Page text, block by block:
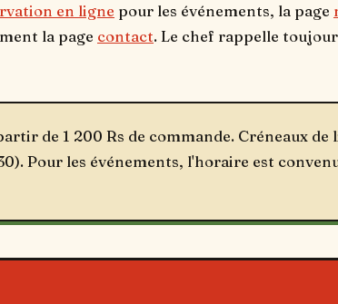
en ligne pour les événements, la page
la page contact. Le chef rappelle
de 1 200 Rs de commande. Créneaux de
Pour les événements, l'horaire est